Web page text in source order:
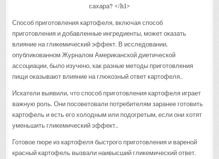
Способ приготовления картофеля, включая способ
приготовления и добавленные ингредиенты, может оказать
влияние на гликемический эффект. В исследовании,
опубликованном Журналом Американской диетической
ассоциации, было изучено, как разные методы приготовления
пищи оказывают влияние на глюкозный ответ картофеля..
Искатели выявили, что способ приготовления картофеля играет
важную роль. Они посоветовали потребителям заранее готовить
картофель и есть его холодным или подогретым, если они хотят
уменьшить гликемический эффект..
Готовое пюре из картофеля быстрого приготовления и вареной
красный картофель вызвали наивысший гликемический ответ.